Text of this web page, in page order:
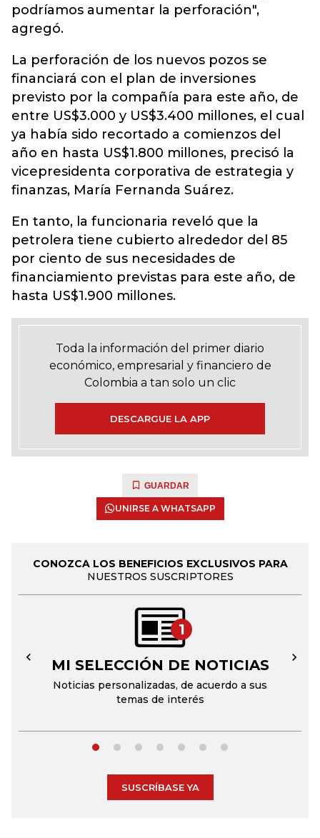
podríamos aumentar la perforación",
agregó.
La perforación de los nuevos pozos se
financiará con el plan de inversiones
previsto por la compañía para este año, de
entre US$3.000 y US$3.400 millones, el cual
ya había sido recortado a comienzos del
año en hasta US$1.800 millones, precisó la
vicepresidenta corporativa de estrategia y
finanzas, María Fernanda Suárez.
En tanto, la funcionaria reveló que la
petrolera tiene cubierto alrededor del 85
por ciento de sus necesidades de
financiamiento previstas para este año, de
hasta US$1.900 millones.
Toda la información del primer diario
económico, empresarial y financiero de
Colombia a tan solo un clic
DESCARGUE LA APP
GUARDAR
UNIRSE A WHATSAPP
CONOZCA LOS BENEFICIOS EXCLUSIVOS PARA
NUESTROS SUSCRIPTORES
1
MI SELECCIÓN DE NOTICIAS
Noticias personalizadas, de acuerdo a sus
temas de interés
← →
SUSCRÍBASE YA